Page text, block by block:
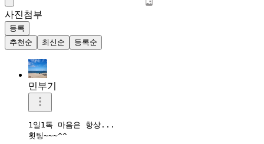
사진첨부
등록
추천순
최신순 등록순
민부기
1일1독 마음은 항상...
횟팅~~~^^